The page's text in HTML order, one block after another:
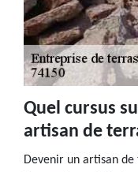
Quel cursus
artisan de
Devenir un artisan de